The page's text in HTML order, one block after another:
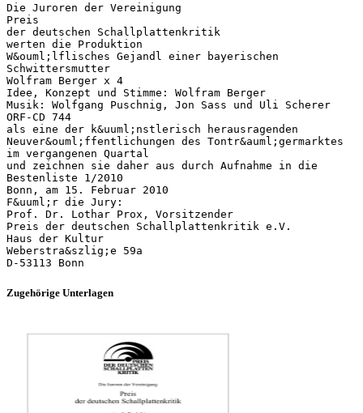
Die Juroren der Vereinigung
Preis
der deutschen Schallplattenkritik
werten die Produktion
W&ouml;lflisches Gejandl einer bayerischen
Schwittersmutter
Wolfram Berger x 4
Idee, Konzept und Stimme: Wolfram Berger
Musik: Wolfgang Puschnig, Jon Sass und Uli Scherer
ORF-CD 744
als eine der k&uuml;nstlerisch herausragenden
Neuver&ouml;ffentlichungen des Tontr&auml;germarktes
im vergangenen Quartal
und zeichnen sie daher aus durch Aufnahme in die
Bestenliste 1/2010
Bonn, am 15. Februar 2010
F&uuml;r die Jury:
Prof. Dr. Lothar Prox, Vorsitzender
Preis der deutschen Schallplattenkritik e.V.
Haus der Kultur
Weberstra&szlig;e 59a
Zugehörige Unterlagen